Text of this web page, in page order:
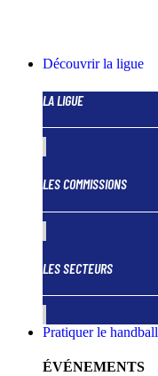
Découvrir la ligue
LA LIGUE
LES COMMISSIONS
LES SECTEURS
Pratiquer le handball
ÉVÉNEMENTS